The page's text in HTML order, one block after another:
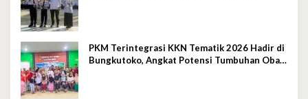
PKM Terintegrasi KKN Tematik 2026 Hadir di
Bungkutoko, Angkat Potensi Tumbuhan Obat